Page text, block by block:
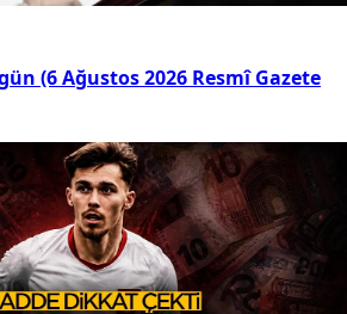
(6 Ağustos 2026 Resmî Gazete